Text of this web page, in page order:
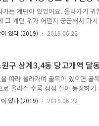
안 가봉 결정적인 이유는 쪽방촌에
굳이 쪽방촌을 가봐야할 필요가
가는 계단이 있었어요. 올라가기
그 계단 위가 어떤지 궁금해서 다
로 피곤한 것은 아니라 일단 위로 올
라 위로 올라갔어요. 시멘트 블록을
있었어요. 서울에 남아 있는 달동
금이라도 더 공간을 활용하기 위
을 아름답게 만들기 위한 노력도
한 ..
이 있다 (2019) 2019.06.22
구 상계3,4동 당고개역 달
따라 올라가며 골목이 있으면 골
로 올라갈 수록 점점 절이 등장하
니 말씀대로 위로 갈 수록 절이 많
. 경사가 있는 길이라 땅을 파고 평
이 있다 (2019) 2019.06.22